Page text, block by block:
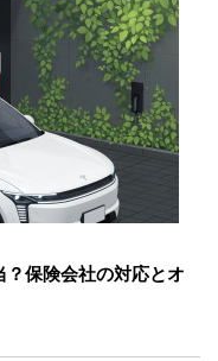
保険会社の対応とオ